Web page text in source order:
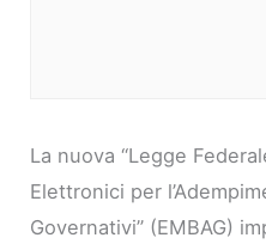
La nuova “Legge
Elettronici per
Governativi” (EMBAG)